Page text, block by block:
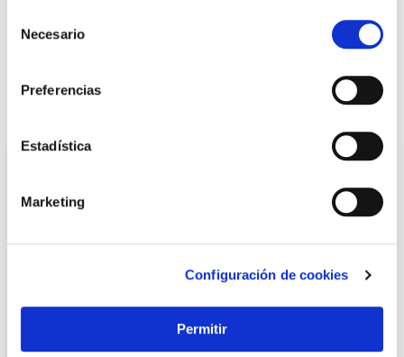
Necesario
Preferencias
Estadística
Marketing
Configuración de cookies
Permitir
TOP VENTAS